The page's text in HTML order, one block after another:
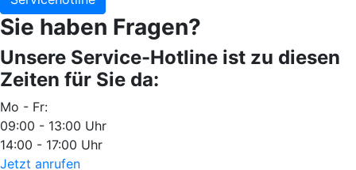
Sie haben Fragen?
Unsere Service-Hotline ist zu diesen
Zeiten für Sie da:
Mo - Fr:
09:00 - 13:00 Uhr
14:00 - 17:00 Uhr
Jetzt anrufen